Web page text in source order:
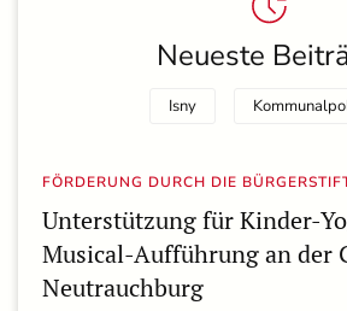
Neueste
Isny
FÖRDERUNG DURCH DIE
Unterstützung für Kinder-
Musical-Aufführung an der
Neutrauchburg